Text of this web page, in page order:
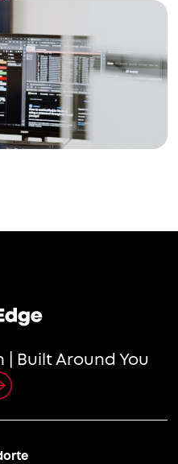
Built Around You